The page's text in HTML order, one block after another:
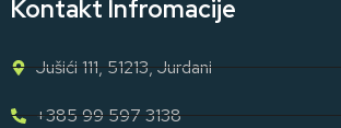
Kontakt Infromacije
Jušići 111, 51213, Jurdani
+385 99 597 3138